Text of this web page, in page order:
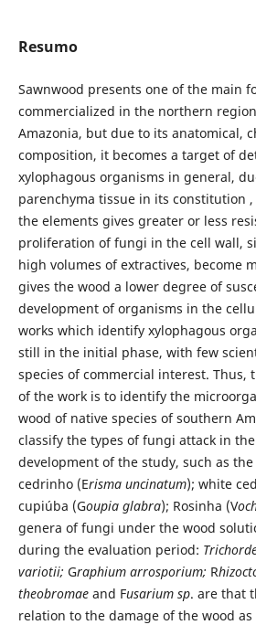
Resumo
Sawnwood presents one of the main
commercialized in the northern
Amazonia, but due to its anatomical,
composition, it becomes a target of
xylophagous organisms in general,
parenchyma tissue in its constitution
the elements gives greater or less
proliferation of fungi in the cell wall,
high volumes of extractives, become
gives the wood a lower degree of
development of organisms in the
works which identify xylophagous
still in the initial phase, with few
species of commercial interest. Thus,
of the work is to identify the
wood of native species of southern
classify the types of fungi attack in
development of the study, such as
cedrinho (Erisma uncinatum); white
cupiúba (Goupia glabra); Rosinha (V
genera of fungi under the wood
during the evaluation period:
variotii; Graphium arrosporium; R
theobromaeand Fusarium sp. are that
relation to the damage of the wood